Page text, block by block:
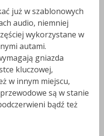
już w szablonowych
audio, niemniej
wykorzystane w
autami.
gniazda
kluczowej,
w innym miejscu,
są w stanie
bądź też